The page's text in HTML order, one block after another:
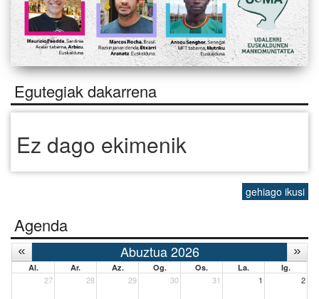
Egutegiak dakarrena
Ez dago ekimenik
gehiago ikusi
Agenda
Abuztua 2026
Al. Ar. Az. Og. Os. La. Ig.
27 28 29 30 31 1 2